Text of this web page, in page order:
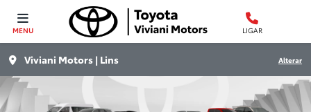
MENU LIGAR
Viviani Motors | Lins Alterar